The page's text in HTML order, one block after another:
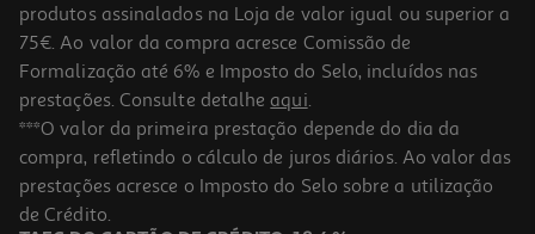
Vinho Branco Qm Vinhas Velhas Vinhos Verdes 0.75l
25.19 €/Lt
18,89 €
produtos assinalados na Loja de valor igual ou superior a
75€. Ao valor da compra acresce Comissão de
Formalização até 6% e Imposto do Selo, incluídos nas
prestações. Consulte detalhe aqui.
***O valor da primeira prestação depende do dia da
compra, refletindo o cálculo de juros diários. Ao valor das
prestações acresce o Imposto do Selo sobre a utilização
de Crédito.